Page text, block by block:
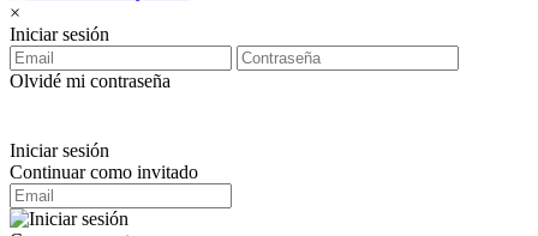
×
Iniciar sesión
Olvidé mi contraseña
Iniciar sesión
Continuar como invitado